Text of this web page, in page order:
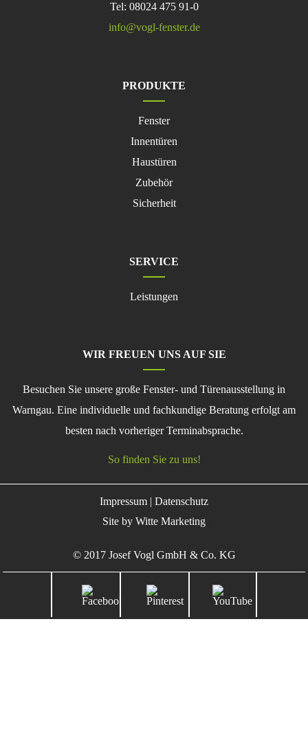
Tel: 08024 475 91-0
info@vogl-fenster.de
PRODUKTE
Navigation
überspringen
Fenster
Innentüren
Haustüren
Zubehör
Sicherheit
SERVICE
überspringen
Leistungen
WIR FREUEN UNS AUF SIE
Besuchen Sie unsere große Fenster- und Türenausstellung in
Warngau. Eine individuelle und fachkundige Beratung erfolgt am
besten nach vorheriger Terminabsprache.
So finden Sie zu uns!
Impressum | Datenschutz
Site by Witte Marketing
© 2017 Josef Vogl GmbH & Co. KG